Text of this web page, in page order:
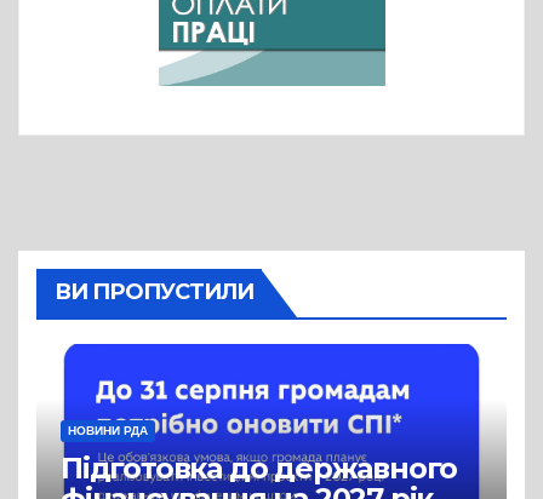
ВИ ПРОПУСТИЛИ
НОВИНИ РДА
Підготовка до державного